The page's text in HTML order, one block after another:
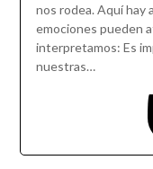
nos rodea. Aquí hay
emociones pueden
interpretamos: Es
nuestras…